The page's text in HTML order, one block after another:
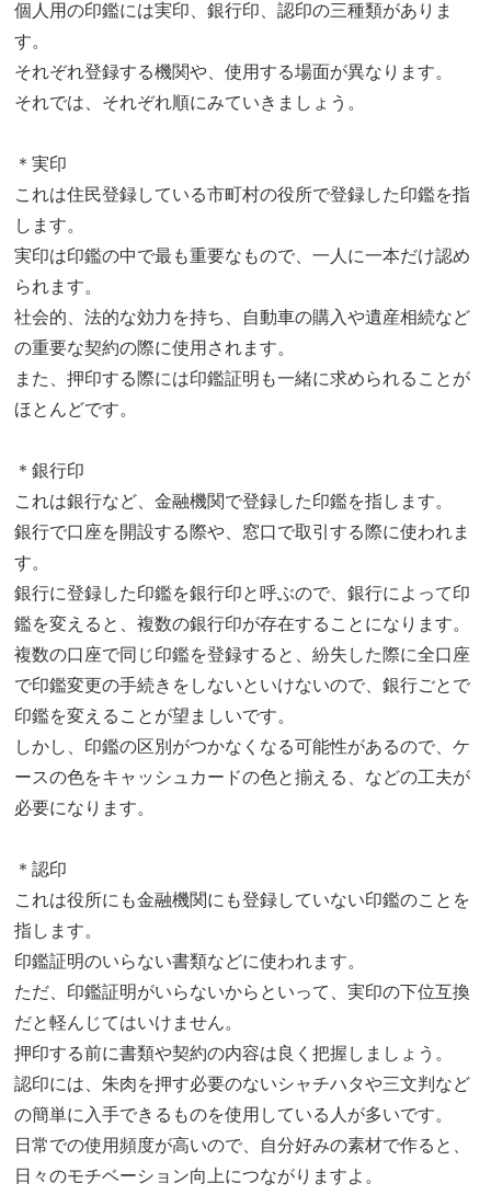
個人用の印鑑には実印、銀行印、認印の三種類がありま
す。
それぞれ登録する機関や、使用する場面が異なります。
それでは、それぞれ順にみていきましょう。
＊実印
これは住民登録している市町村の役所で登録した印鑑を指
します。
実印は印鑑の中で最も重要なもので、一人に一本だけ認め
られます。
社会的、法的な効力を持ち、自動車の購入や遺産相続など
の重要な契約の際に使用されます。
また、押印する際には印鑑証明も一緒に求められることが
ほとんどです。
＊銀行印
これは銀行など、金融機関で登録した印鑑を指します。
銀行で口座を開設する際や、窓口で取引する際に使われま
す。
銀行に登録した印鑑を銀行印と呼ぶので、銀行によって印
鑑を変えると、複数の銀行印が存在することになります。
複数の口座で同じ印鑑を登録すると、紛失した際に全口座
で印鑑変更の手続きをしないといけないので、銀行ごとで
印鑑を変えることが望ましいです。
しかし、印鑑の区別がつかなくなる可能性があるので、ケ
ースの色をキャッシュカードの色と揃える、などの工夫が
必要になります。
＊認印
これは役所にも金融機関にも登録していない印鑑のことを
指します。
印鑑証明のいらない書類などに使われます。
ただ、印鑑証明がいらないからといって、実印の下位互換
だと軽んじてはいけません。
押印する前に書類や契約の内容は良く把握しましょう。
認印には、朱肉を押す必要のないシャチハタや三文判など
の簡単に入手できるものを使用している人が多いです。
日常での使用頻度が高いので、自分好みの素材で作ると、
日々のモチベーション向上につながりますよ。